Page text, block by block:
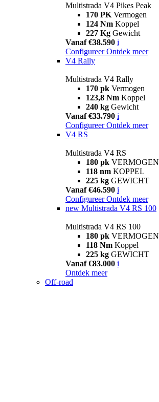
Multistrada V4 Pikes Peak
170 PK Vermogen
124 Nm Koppel
227 Kg Gewicht
Vanaf €38.590 i
Configureer Ontdek meer
V4 Rally
Multistrada V4 Rally
170 pk Vermogen
123,8 Nm Koppel
240 kg Gewicht
Vanaf €33.790 i
Configureer Ontdek meer
V4 RS
Multistrada V4 RS
180 pk VERMOGEN
118 nm KOPPEL
225 kg GEWICHT
Vanaf €46.590 i
Configureer Ontdek meer
new Multistrada V4 RS 100
Multistrada V4 RS 100
180 pk VERMOGEN
118 Nm Koppel
225 kg GEWICHT
Vanaf €83.000 i
Ontdek meer
Off-road